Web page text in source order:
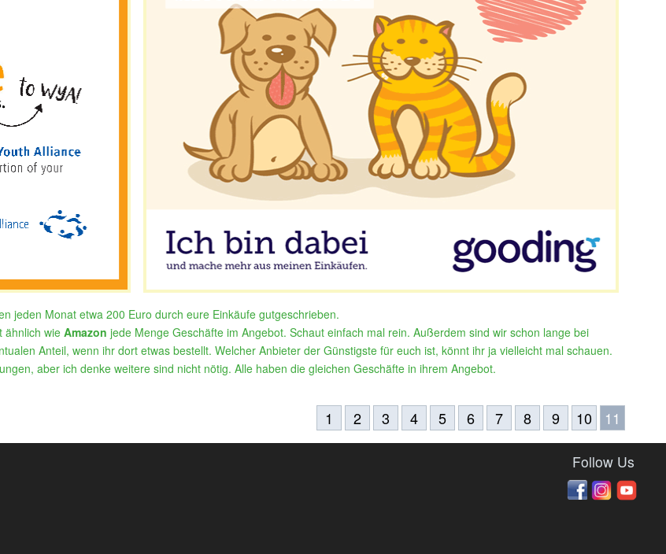
jeden Monat etwa 200 Euro durch eure Einkäufe gutgeschrieben.
ähnlich wie Amazon jede Menge Geschäfte im Angebot. Schaut einfach mal rein. Außerdem sind wir schon lange bei
Anteil, wenn ihr dort etwas bestellt. Welcher Anbieter der Günstigste für euch ist, könnt ihr ja vielleicht mal schauen.
aber ich denke weitere sind nicht nötig. Alle haben die gleichen Geschäfte in ihrem Angebot.
1 2 3 4 5 6 7 8 9 10 11
Follow Us